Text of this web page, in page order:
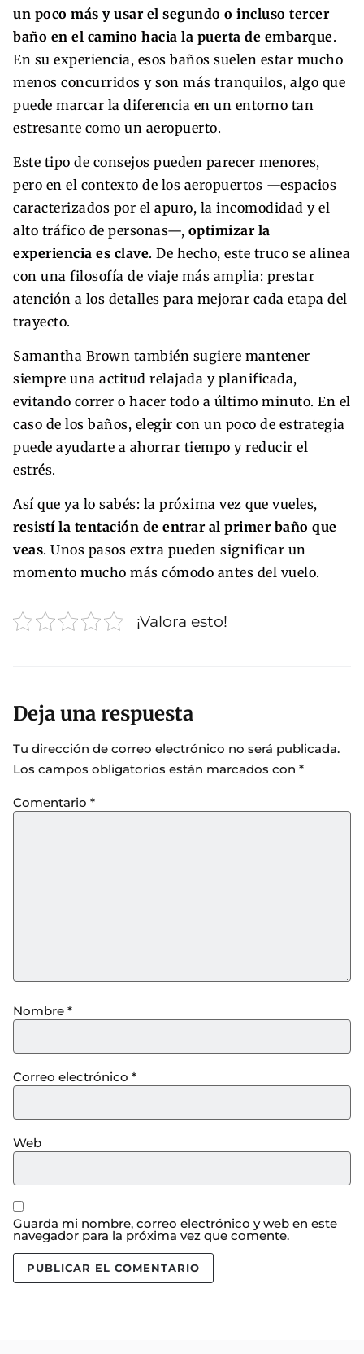
un poco más y usar el segundo o incluso tercer
baño en el camino hacia la puerta de embarque.
En su experiencia, esos baños suelen estar mucho
menos concurridos y son más tranquilos, algo que
puede marcar la diferencia en un entorno tan
estresante como un aeropuerto.
Este tipo de consejos pueden parecer menores,
pero en el contexto de los aeropuertos —espacios
caracterizados por el apuro, la incomodidad y el
alto tráfico de personas—, optimizar la
experiencia es clave. De hecho, este truco se alinea
con una filosofía de viaje más amplia: prestar
atención a los detalles para mejorar cada etapa del
trayecto.
Samantha Brown también sugiere mantener
siempre una actitud relajada y planificada,
evitando correr o hacer todo a último minuto. En el
caso de los baños, elegir con un poco de estrategia
puede ayudarte a ahorrar tiempo y reducir el
estrés.
Así que ya lo sabés: la próxima vez que vueles,
resistí la tentación de entrar al primer baño que
veas. Unos pasos extra pueden significar un
momento mucho más cómodo antes del vuelo.
¡Valora esto!
Deja una respuesta
Tu dirección de correo electrónico no será publicada.
Los campos obligatorios están marcados con *
Comentario *
Nombre *
Correo electrónico *
Web
Guarda mi nombre, correo electrónico y web en este
navegador para la próxima vez que comente.